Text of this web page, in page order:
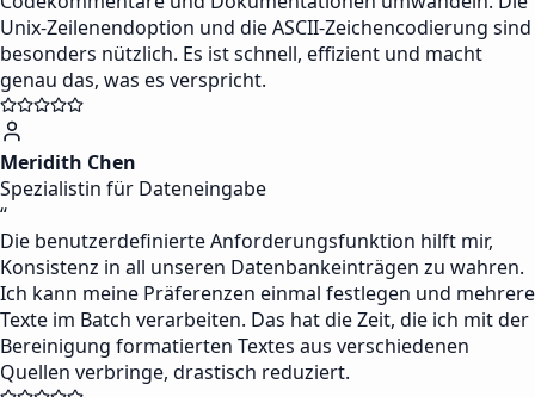
Unix-Zeilenendoption und die ASCII-Zeichencodierung sind
besonders nützlich. Es ist schnell, effizient und macht
genau das, was es verspricht.
Meridith Chen
Spezialistin für Dateneingabe
“
Die benutzerdefinierte Anforderungsfunktion hilft mir,
Konsistenz in all unseren Datenbankeinträgen zu wahren.
Ich kann meine Präferenzen einmal festlegen und mehrere
Texte im Batch verarbeiten. Das hat die Zeit, die ich mit der
Bereinigung formatierten Textes aus verschiedenen
Quellen verbringe, drastisch reduziert.